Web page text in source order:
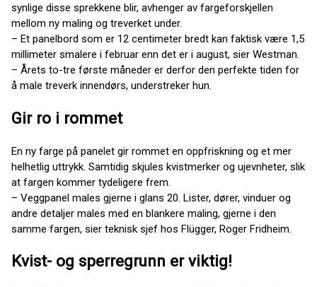
synlige disse sprekkene blir, avhenger av fargeforskjellen
mellom ny maling og treverket under.
– Et panelbord som er 12 centimeter bredt kan faktisk være 1,5
millimeter smalere i februar enn det er i august, sier Westman.
– Årets to-tre første måneder er derfor den perfekte tiden for
å male treverk innendørs, understreker hun.
Gir ro i rommet
En ny farge på panelet gir rommet en oppfriskning og et mer
helhetlig uttrykk. Samtidig skjules kvistmerker og ujevnheter, slik
at fargen kommer tydeligere frem.
– Veggpanel males gjerne i glans 20. Lister, dører, vinduer og
andre detaljer males med en blankere maling, gjerne i den
samme fargen, sier teknisk sjef hos Flügger, Roger Fridheim.
Kvist- og sperregrunn er viktig!